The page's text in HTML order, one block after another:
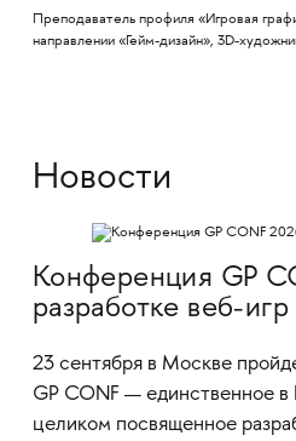
Преподаватель профиля «Игровая
направлении «Гейм-дизайн», 3D-
Новости
Конференция GP
разработке веб-игр
23 сентября в Москве
GP CONF — единственное в
целиком посвященное